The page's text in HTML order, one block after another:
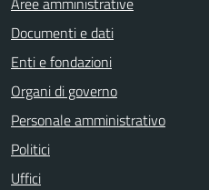
Documenti e dati
Enti e fondazioni
Organi di governo
Personale amministrativo
Politici
Uffici